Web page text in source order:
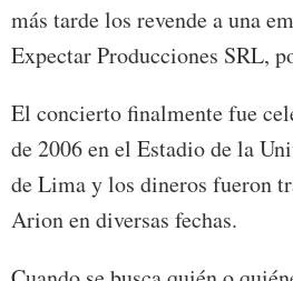
más tarde los revende a una
Expectar Producciones SRL,
El concierto finalmente fue
de 2006 en el Estadio de la
de Lima y los dineros fueron
Arion en diversas fechas.